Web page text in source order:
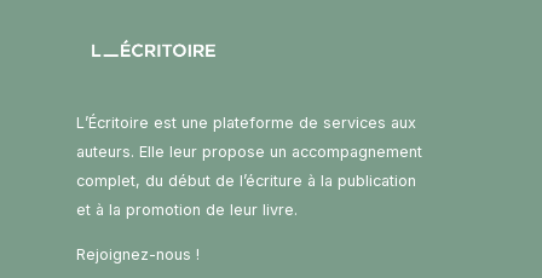
L’Écritoire est une plateforme de services aux
auteurs. Elle leur propose un accompagnement
complet, du début de l’écriture à la publication
et à la promotion de leur livre.
Rejoignez-nous !